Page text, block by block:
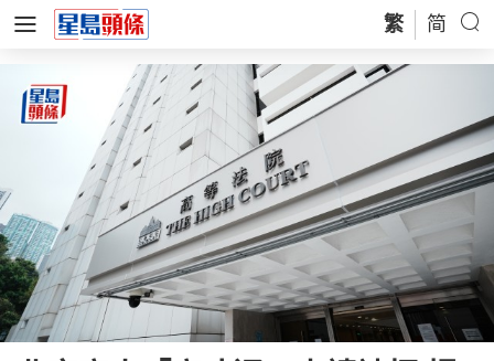
繁 简